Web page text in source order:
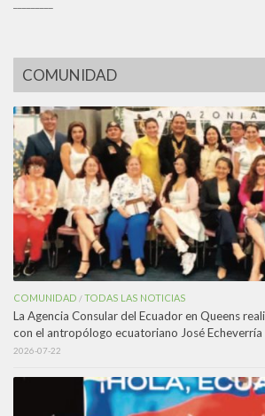
COMUNIDAD
COMUNIDAD /TODAS LAS NOTICIAS
La Agencia Consular del Ecuador en Queens
con el antropólogo ecuatoriano José Echeverría
2026-07-22